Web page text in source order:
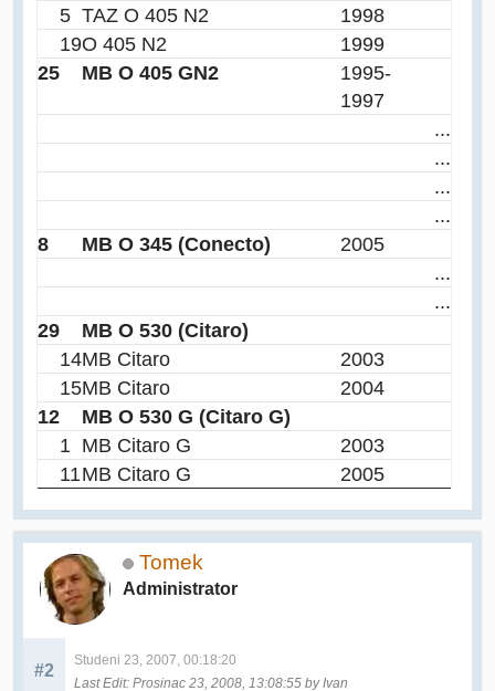
5 TAZ O 405 N2
1998
19O 405 N2
1999
25
MB O 405 GN2
1995-
1997
...
...
...
...
8
MB O 345 (Conecto)
2005
...
...
29
MB O 530 (Citaro)
14MB Citaro
2003
15MB Citaro
2004
12
MB O 530 G (Citaro G)
1 MB Citaro G
2003
11MB Citaro G 2005
Tomek
Administrator
#2
Studeni 23, 2007, 00:18:20
Last Edit: Prosinac 23, 2008, 13:08:55 by Ivan